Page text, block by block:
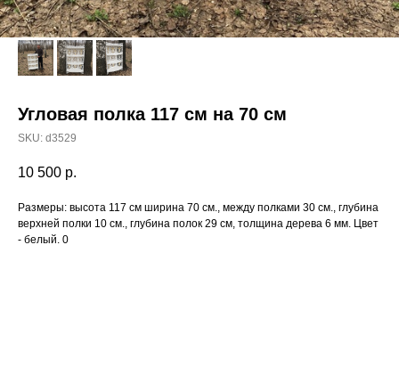
Угловая полка 117 см на 70 см
SKU: d3529
10 500 р.
Размеры: высота 117 см ширина 70 см., между полками 30 см., глубина
верхней полки 10 см., глубина полок 29 см, толщина дерева 6 мм. Цвет
- белый. 0